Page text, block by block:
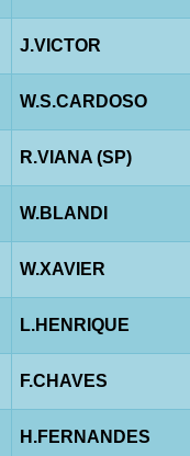
J.VICTOR
W.S.CARDOSO
R.VIANA (SP)
W.BLANDI
W.XAVIER
L.HENRIQUE
F.CHAVES
H.FERNANDES